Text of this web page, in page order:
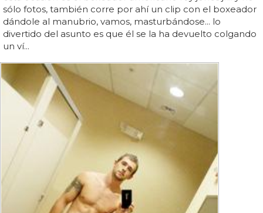
sólo fotos, también corre por ahí un clip con el boxeador
dándole al manubrio, vamos, masturbándose... lo
divertido del asunto es que él se la ha devuelto colgando
un ví...